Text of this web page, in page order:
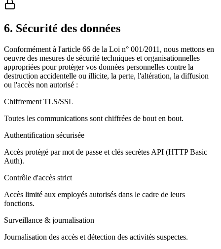
6. Sécurité des données
Conformément à l'article 66 de la Loi n° 001/2011, nous mettons en
oeuvre des mesures de sécurité techniques et organisationnelles
appropriées pour protéger vos données personnelles contre la
destruction accidentelle ou illicite, la perte, l'altération, la diffusion
ou l'accès non autorisé :
Chiffrement TLS/SSL
Toutes les communications sont chiffrées de bout en bout.
Authentification sécurisée
Accès protégé par mot de passe et clés secrètes API (HTTP Basic
Auth).
Contrôle d'accès strict
Accès limité aux employés autorisés dans le cadre de leurs
fonctions.
Surveillance & journalisation
Journalisation des accès et détection des activités suspectes.